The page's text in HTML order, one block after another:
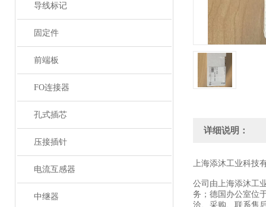
导线标记
固定件
前端板
FO连接器
孔式插芯
压接插针
电流互感器
中继器
详细说明：
上海添沐工业科技
公司由上海添沐工
务；德国办公室位
洽、采购、联系售